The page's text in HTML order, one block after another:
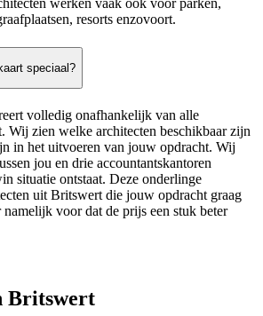
werken vaak ook voor parken,
resorts enzovoort.
speciaal?
volledig onafhankelijk van alle
Wij zien welke architecten beschikbaar zijn
in het uitvoeren van jouw opdracht. Wij
jou en drie accountantskantoren
situatie ontstaat. Deze onderlinge
uit Britswert die jouw opdracht graag
voor dat de prijs een stuk beter
Britswert